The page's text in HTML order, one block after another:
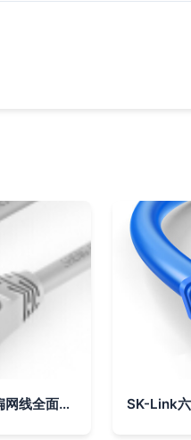
胜为LC-6005J与山泽超六类千兆超扁网线全面对比及选购指南